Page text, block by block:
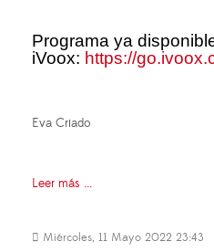
Programa ya
iVoox: https://
Eva Criado
Leer más ...
Miércoles, 11 Mayo 2022 23:43